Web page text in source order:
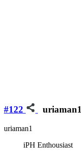
#122 uriaman1
uriaman1
iPH Enthousiast